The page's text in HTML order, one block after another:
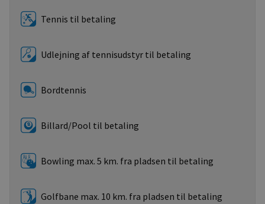
Tennis til betaling
Udlejning af tennisudstyr til betaling
Bordtennis
Billard/Pool til betaling
Bowling max. 5 km. fra pladsen til betaling
Golfbane max. 10 km. fra pladsen til betaling